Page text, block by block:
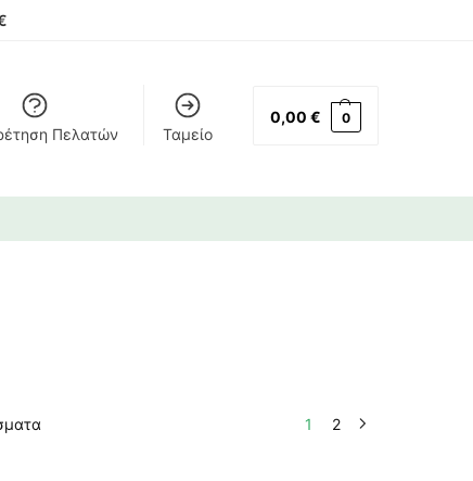
Πελατών Ταμείο
0,00 € 0
1 2